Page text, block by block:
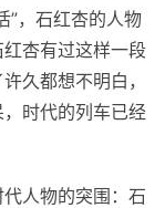
”，石红杏的人物
杏有过这样一段
久都想不明白，
时代的列车已经
人物的突围：石